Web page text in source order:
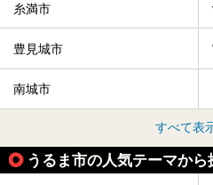
糸満市
豊見城市
南城市
すべて表
うるま市の人気テーマから